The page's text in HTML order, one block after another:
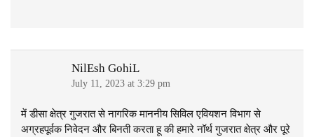
NilEsh GohiL
July 11, 2023 at 3:29 pm
में डीसा क्षेत्र गुजरात से नागरिक माननीय सिविल एवियशन विभाग से
अग्रहपूर्वक निवेदन और बिनती करता हू की हमारे नॉर्थ गुजरात क्षेत्र और पूरे